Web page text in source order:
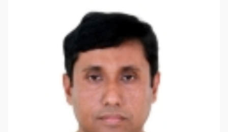
Kazi Mohammad Mahbubur
Rahma্‌n , professor, Department
of political science
Education Enthusiast Representative